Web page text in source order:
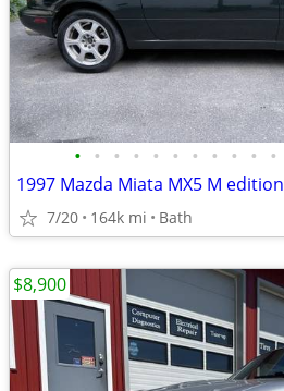
• • • • • • • • • • •
1997 Mazda Miata MX5 M edition
7/20 164k mi Bath
$8,900